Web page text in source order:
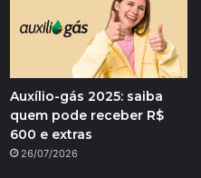
Auxílio-gás 2025: saiba
quem pode receber R$
600 e extras
26/07/2026